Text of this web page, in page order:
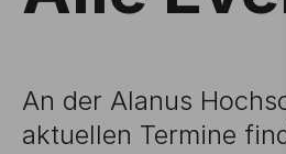
An der Alanus
aktuellen Termine